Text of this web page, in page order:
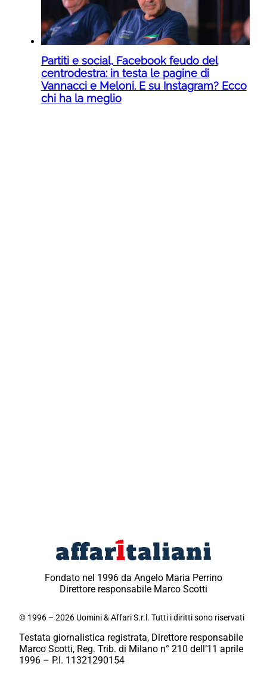
Partiti e social, Facebook feudo del
centrodestra: in testa le pagine di
Vannacci e Meloni. E su Instagram? Ecco
chi ha la meglio
Fondato nel 1996 da Angelo Maria Perrino
Direttore responsabile Marco Scotti
© 1996 – 2026 Uomini & Affari S.r.l. Tutti i diritti sono riservati
Testata giornalistica registrata, Direttore responsabile
Marco Scotti, Reg. Trib. di Milano n° 210 dell’11 aprile
1996 – P.I. 11321290154